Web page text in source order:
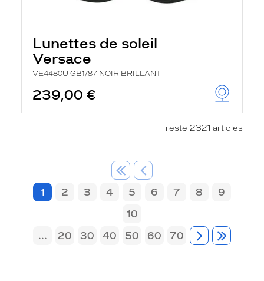
Lunettes de soleil
Versace
VE4480U GB1/87 NOIR BRILLANT
239,00 €
reste 2321 articles
1 2 3 4 5 6 7 8
9
10
...
20 30 40 50 60 70